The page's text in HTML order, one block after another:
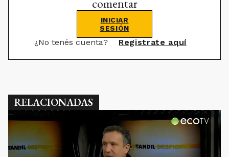
INICIAR
SESIÓN
¿No tenés cuenta? Registrate aquí
RELACIONADAS